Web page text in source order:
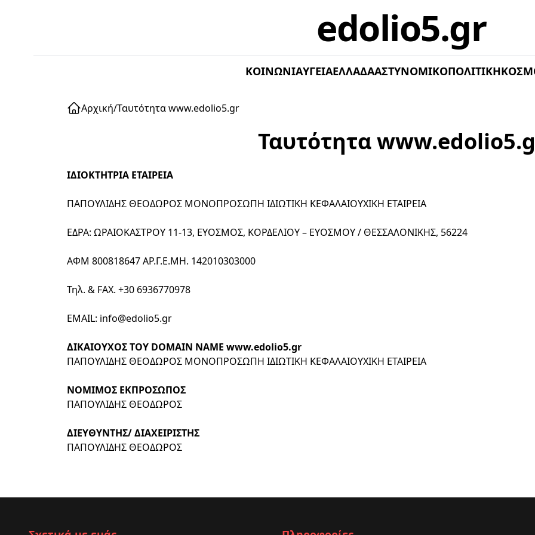
edolio5.gr
ΚΟΙΝΩΝΊΑΥΓΕΊΑΕΛΛΆΔΑΑΣΤΥΝΟΜΙΚΌΠΟΛΙΤΙΚΉ
Αρχική/Ταυτότητα www.edolio5.gr
Ταυτότητα
ΙΔΙΟΚΤΗΤΡΙΑ ΕΤΑΙΡΕΙΑ
ΠΑΠΟΥΛΙΔΗΣ ΘΕΟΔΩΡΟΣ ΜΟΝΟΠΡΟΣΩΠΗ ΙΔΙΩΤΙΚΗ ΚΕΦΑΛΑΙΟΥΧΙΚΗ ΕΤΑΙΡΕΙΑ
ΕΔΡΑ: ΩΡΑΙΟΚΑΣΤΡΟΥ 11-13, ΕΥΟΣΜΟΣ, ΚΟΡΔΕΛΙΟΥ – ΕΥΟΣΜΟΥ / ΘΕΣΣΑΛΟΝΙΚΗΣ, 56224
ΑΦΜ 800818647 ΑΡ.Γ.Ε.ΜΗ. 142010303000
Τηλ. & FAX. +30 6936770978
EMAIL: info@edolio5.gr
ΔΙΚΑΙΟΥΧΟΣ ΤΟΥ DOMAIN NAME www.edolio5.gr
ΠΑΠΟΥΛΙΔΗΣ ΘΕΟΔΩΡΟΣ ΜΟΝΟΠΡΟΣΩΠΗ ΙΔΙΩΤΙΚΗ ΚΕΦΑΛΑΙΟΥΧΙΚΗ ΕΤΑΙΡΕΙΑ
ΝΟΜΙΜΟΣ ΕΚΠΡΟΣΩΠΟΣ
ΠΑΠΟΥΛΙΔΗΣ ΘΕΟΔΩΡΟΣ
ΔΙΕΥΘΥΝΤΗΣ/ ΔΙΑΧΕΙΡΙΣΤΗΣ
ΠΑΠΟΥΛΙΔΗΣ ΘΕΟΔΩΡΟΣ